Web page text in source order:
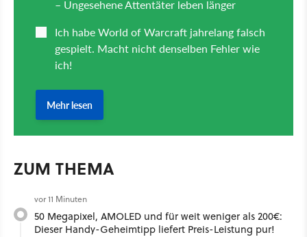
ZUM THEMA
vor 11 Minuten
50 Megapixel, AMOLED und für weit weniger als 200€:
Dieser Handy-Geheimtipp liefert Preis-Leistung pur!